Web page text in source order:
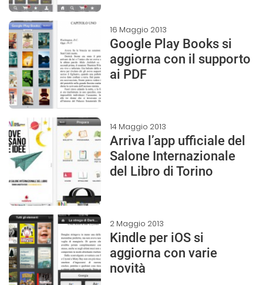
16 Maggio 2013
Google Play Books si
aggiorna con il supporto
ai PDF
14 Maggio 2013
Arriva l’app ufficiale del
Salone Internazionale
del Libro di Torino
2 Maggio 2013
Kindle per iOS si
aggiorna con varie
novità